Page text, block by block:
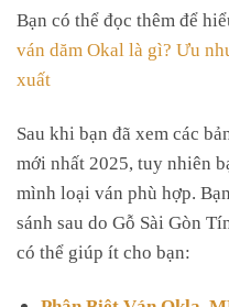
Bạn có thể đọc thêm để
ván dăm Okal là gì? Ưu
xuất
Sau khi bạn đã xem các
mới nhất 2025, tuy nhiên
mình loại ván phù hợp.
sánh sau do Gỗ Sài Gòn
có thể giúp ít cho bạn:
Phân Biệt Ván Okla,